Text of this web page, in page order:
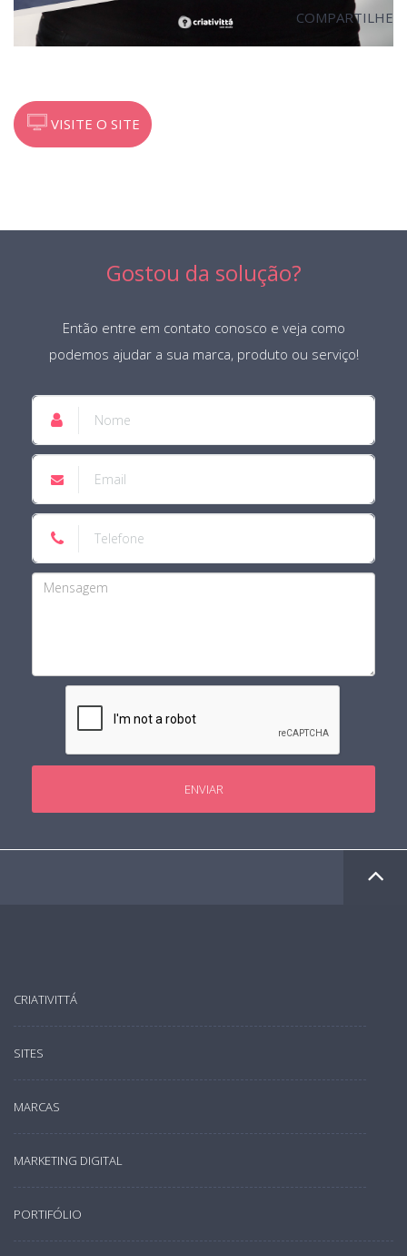
VISITE O SITE
COMPARTILHE
Gostou da solução?
Então entre em contato conosco e veja como
podemos ajudar a sua marca, produto ou serviço!
ENVIAR
CRIATIVITTÁ
SITES
MARCAS
MARKETING DIGITAL
PORTIFÓLIO